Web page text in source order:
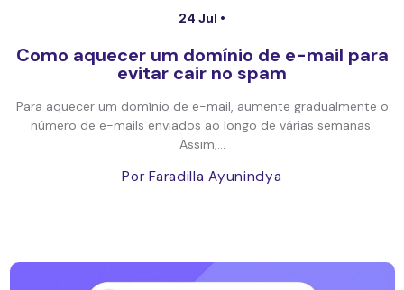
24 Jul •
Como aquecer um domínio de e-mail para
evitar cair no spam
Para aquecer um domínio de e-mail, aumente gradualmente o
número de e-mails enviados ao longo de várias semanas.
Assim,...
Por Faradilla Ayunindya